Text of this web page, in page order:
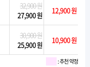
32,900 원
27,900 원
12,900 원
30,900 원
25,900 원
10,900 원
: 추천 약정